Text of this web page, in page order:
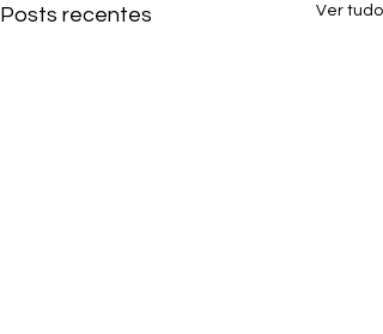
Posts recentes Ver tudo